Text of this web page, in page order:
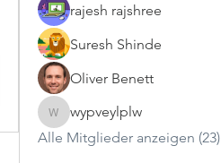
rajesh rajshree
Suresh Shinde
Oliver Benett
wypveylplw
wypveylplw
Alle Mitglieder anzeigen (23)